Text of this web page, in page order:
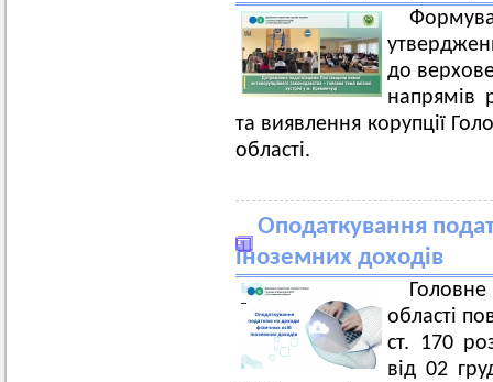
до
напрямів
та виявлення корупції
області.
Оподаткування
іноземних доходів
області
ст. 170
від 02